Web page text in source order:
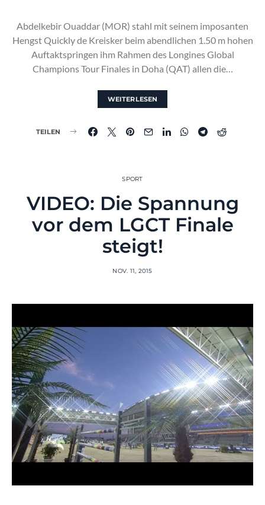
Abdelkebir Ouaddar (MOR) stahl mit seinem imposanten
Hengst Quickly de Kreisker beim abendlichen 1.50 m hohen
Auftaktspringen ihm Rahmen des Longines Global
Champions Tour Finales in Doha (QAT) allen die…
WEITERLESEN
TEILEN
SPORT
VIDEO: Die Spannung
vor dem LGCT Finale
steigt!
NOV. 11, 2015